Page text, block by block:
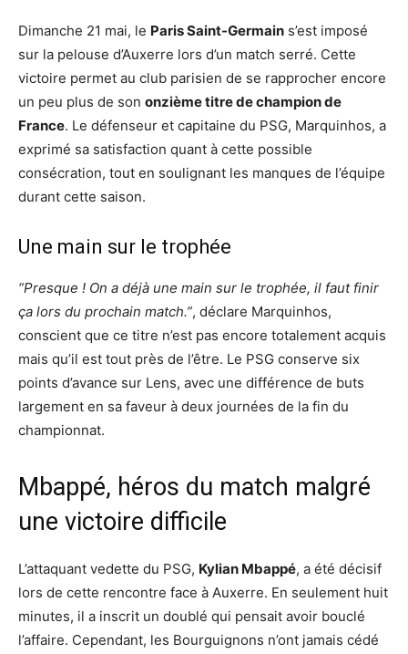
Dimanche 21 mai, le Paris Saint-Germain s’est imposé
sur la pelouse d’Auxerre lors d’un match serré. Cette
victoire permet au club parisien de se rapprocher encore
un peu plus de son onzième titre de champion de
France. Le défenseur et capitaine du PSG, Marquinhos, a
exprimé sa satisfaction quant à cette possible
consécration, tout en soulignant les manques de l’équipe
durant cette saison.
Une main sur le trophée
“Presque ! On a déjà une main sur le trophée, il faut finir
ça lors du prochain match.”, déclare Marquinhos,
conscient que ce titre n’est pas encore totalement acquis
mais qu’il est tout près de l’être. Le PSG conserve six
points d’avance sur Lens, avec une différence de buts
largement en sa faveur à deux journées de la fin du
championnat.
Mbappé, héros du match malgré
une victoire difficile
L’attaquant vedette du PSG, Kylian Mbappé, a été décisif
lors de cette rencontre face à Auxerre. En seulement huit
minutes, il a inscrit un doublé qui pensait avoir bouclé
l’affaire. Cependant, les Bourguignons n’ont jamais cédé